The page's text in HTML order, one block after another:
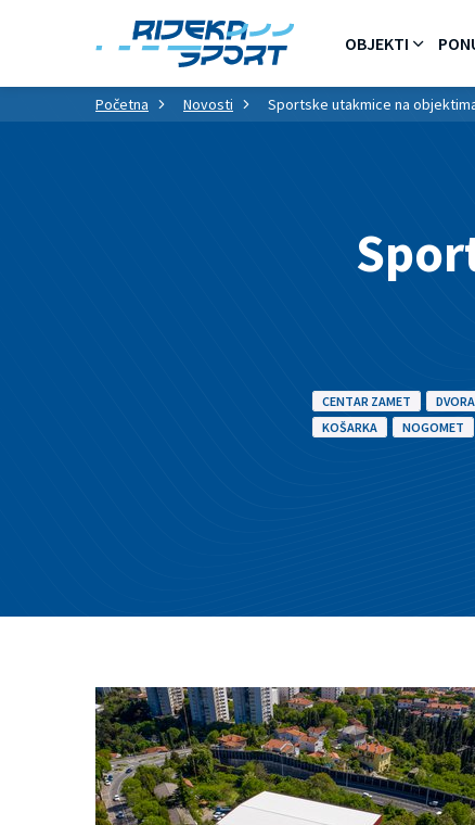
OBJEKTI
Početna Novosti Sportske utakmice na
CENTAR ZAMET
KOŠARKA
NOGOMET